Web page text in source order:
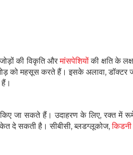
की विकृति औरमांसपेशियोंकी क्षति के
को महसूस करते हैं। इसके अलावा, डॉक्टर
किए जा सकते हैं। उदाहरण के लिए, रक्त में
दे सकती है। सीबीसी, ब्लडग्लूकोज,किडनी